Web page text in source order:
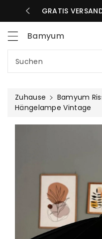
TAG GRATIS
Bamyum
Suchen
Zuhause
Bamyum
Hängelampe Vintage